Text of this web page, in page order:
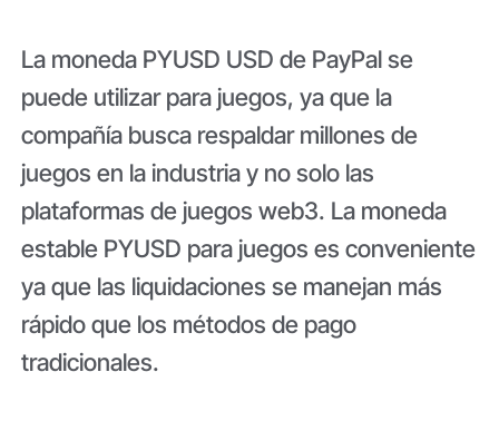
La moneda PYUSD USD de PayPal se
puede utilizar para juegos, ya que la
compañía busca respaldar millones de
juegos en la industria y no solo las
plataformas de juegos web3. La moneda
estable PYUSD para juegos es conveniente
ya que las liquidaciones se manejan más
rápido que los métodos de pago
tradicionales.